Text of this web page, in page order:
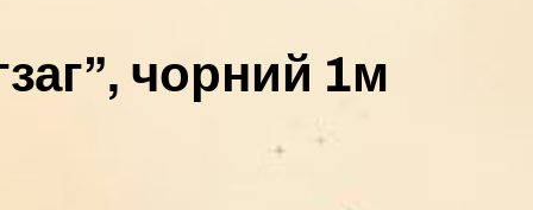
чорний 1м